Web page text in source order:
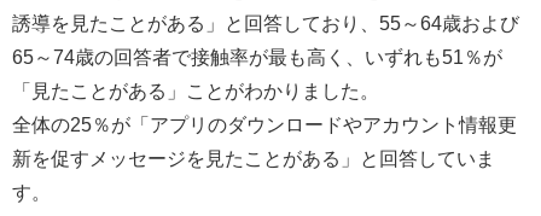
誘導を見たことがある」と回答しており、55～64歳および
65～74歳の回答者で接触率が最も高く、いずれも51％が
「見たことがある」ことがわかりました。
全体の25％が「アプリのダウンロードやアカウント情報更
新を促すメッセージを見たことがある」と回答していま
す。